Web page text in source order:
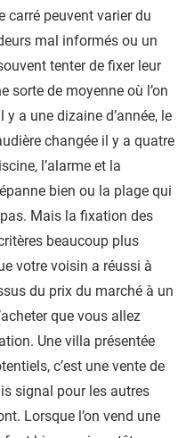
carré peuvent varier du
mal informés ou un
tenter de fixer leur
sorte de moyenne où l’on
a une dizaine d’année, le
changée il y a quatre
l’alarme et la
bien ou la plage qui
Mais la fixation des
beaucoup plus
votre voisin a réussi à
du prix du marché à un
que vous allez
Une villa présentée
c’est une vente de
signal pour les autres
Lorsque l’on vend une